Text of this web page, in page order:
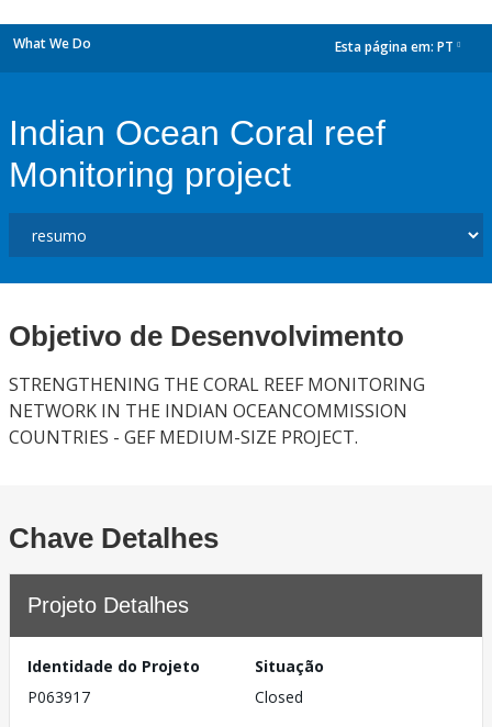
What We Do Esta página em: PT
Indian Ocean Coral reef
Monitoring project
Objetivo de Desenvolvimento
STRENGTHENING THE CORAL REEF MONITORING
NETWORK IN THE INDIAN OCEANCOMMISSION
COUNTRIES - GEF MEDIUM-SIZE PROJECT.
Chave Detalhes
Projeto Detalhes
Identidade do Projeto
P063917
Situação
Closed